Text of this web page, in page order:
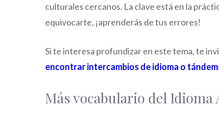
culturales cercanos. La clave está en la
equivocarte, ¡aprenderás de tus errores!
Si te interesa profundizar en este tema, te
encontrar intercambios de idioma o
Más vocabulario del Idioma